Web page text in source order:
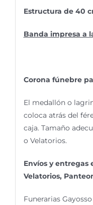
Estructura de 40
Banda impresa a
Corona fúnebre
El medallón o
coloca atrás del
caja. Tamaño
o Velatorios.
Envíos y entregas
Velatorios,
Funerarias